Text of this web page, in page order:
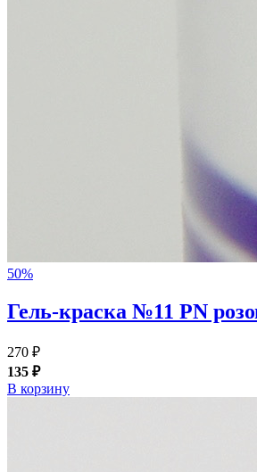
50%
Гель-краска №11 PN
270 ₽
135 ₽
В корзину